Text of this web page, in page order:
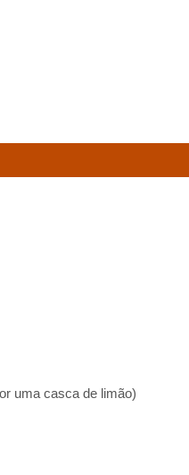
uma casca de limão)